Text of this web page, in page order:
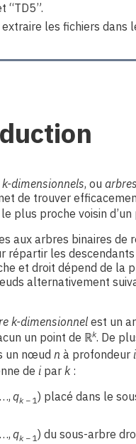
“TD5”.
les fichiers dans
dimensionnels, ou
de trouver
le plus proche voisin
aux arbres binaires de
répartir les
et droit dépend de la
alternativement
k-dimensionnel est un
un point de ℝk. De
un nœud n à profondeur i
de i par k:
…,qk − 1) placé dans le
…,qk − 1) du sous-arbre